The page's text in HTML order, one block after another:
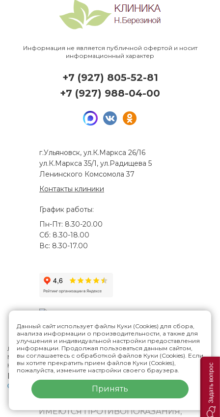
Информация не является публичной офертой и носит
информационный характер
г.Ульяновск, ул.К.Маркса 26/16
ул.К.Маркса 35/1, ул.Радищева 5
Ленинского Комсомола 37
Контакты клиники
График работы:
Пн-Пт: 8.30-20.00
Сб: 8.30-18.00
Вс: 8.30-17.00
+7 (927) 805-52-81
+7 (927) 988-04-00
Лицензия №Л041-01188-73/00287807
Многопрофильная клиника Н.Березиной в Ульяновске © 2026
Карта сайта
Версия сайта для слабовидящих
Политика конфиденциальности
ИМЕЮТСЯ ПРОТИВОПОКАЗАНИЯ,
Данный сайт использует файлы Куки (Cookies) для сбора,
анализа информации о производительности, а также для
улучшения и индивидуальной настройки предоставления
информации. Продолжая пользоваться данным сайтом,
вы соглашаетесь с обработкой файлов Куки (Cookies). Если
вы хотите прекратить прием файлов Куки (Cookies),
пожалуйста, измените настройки своего браузера.
Принять Задать вопрос